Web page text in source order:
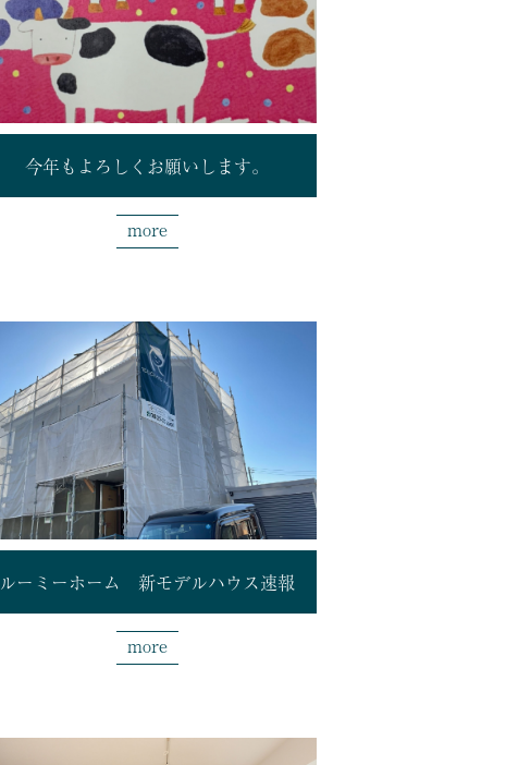
今年もよろしくお願いします。
more
ルーミーホーム 新モデルハウス速報
more